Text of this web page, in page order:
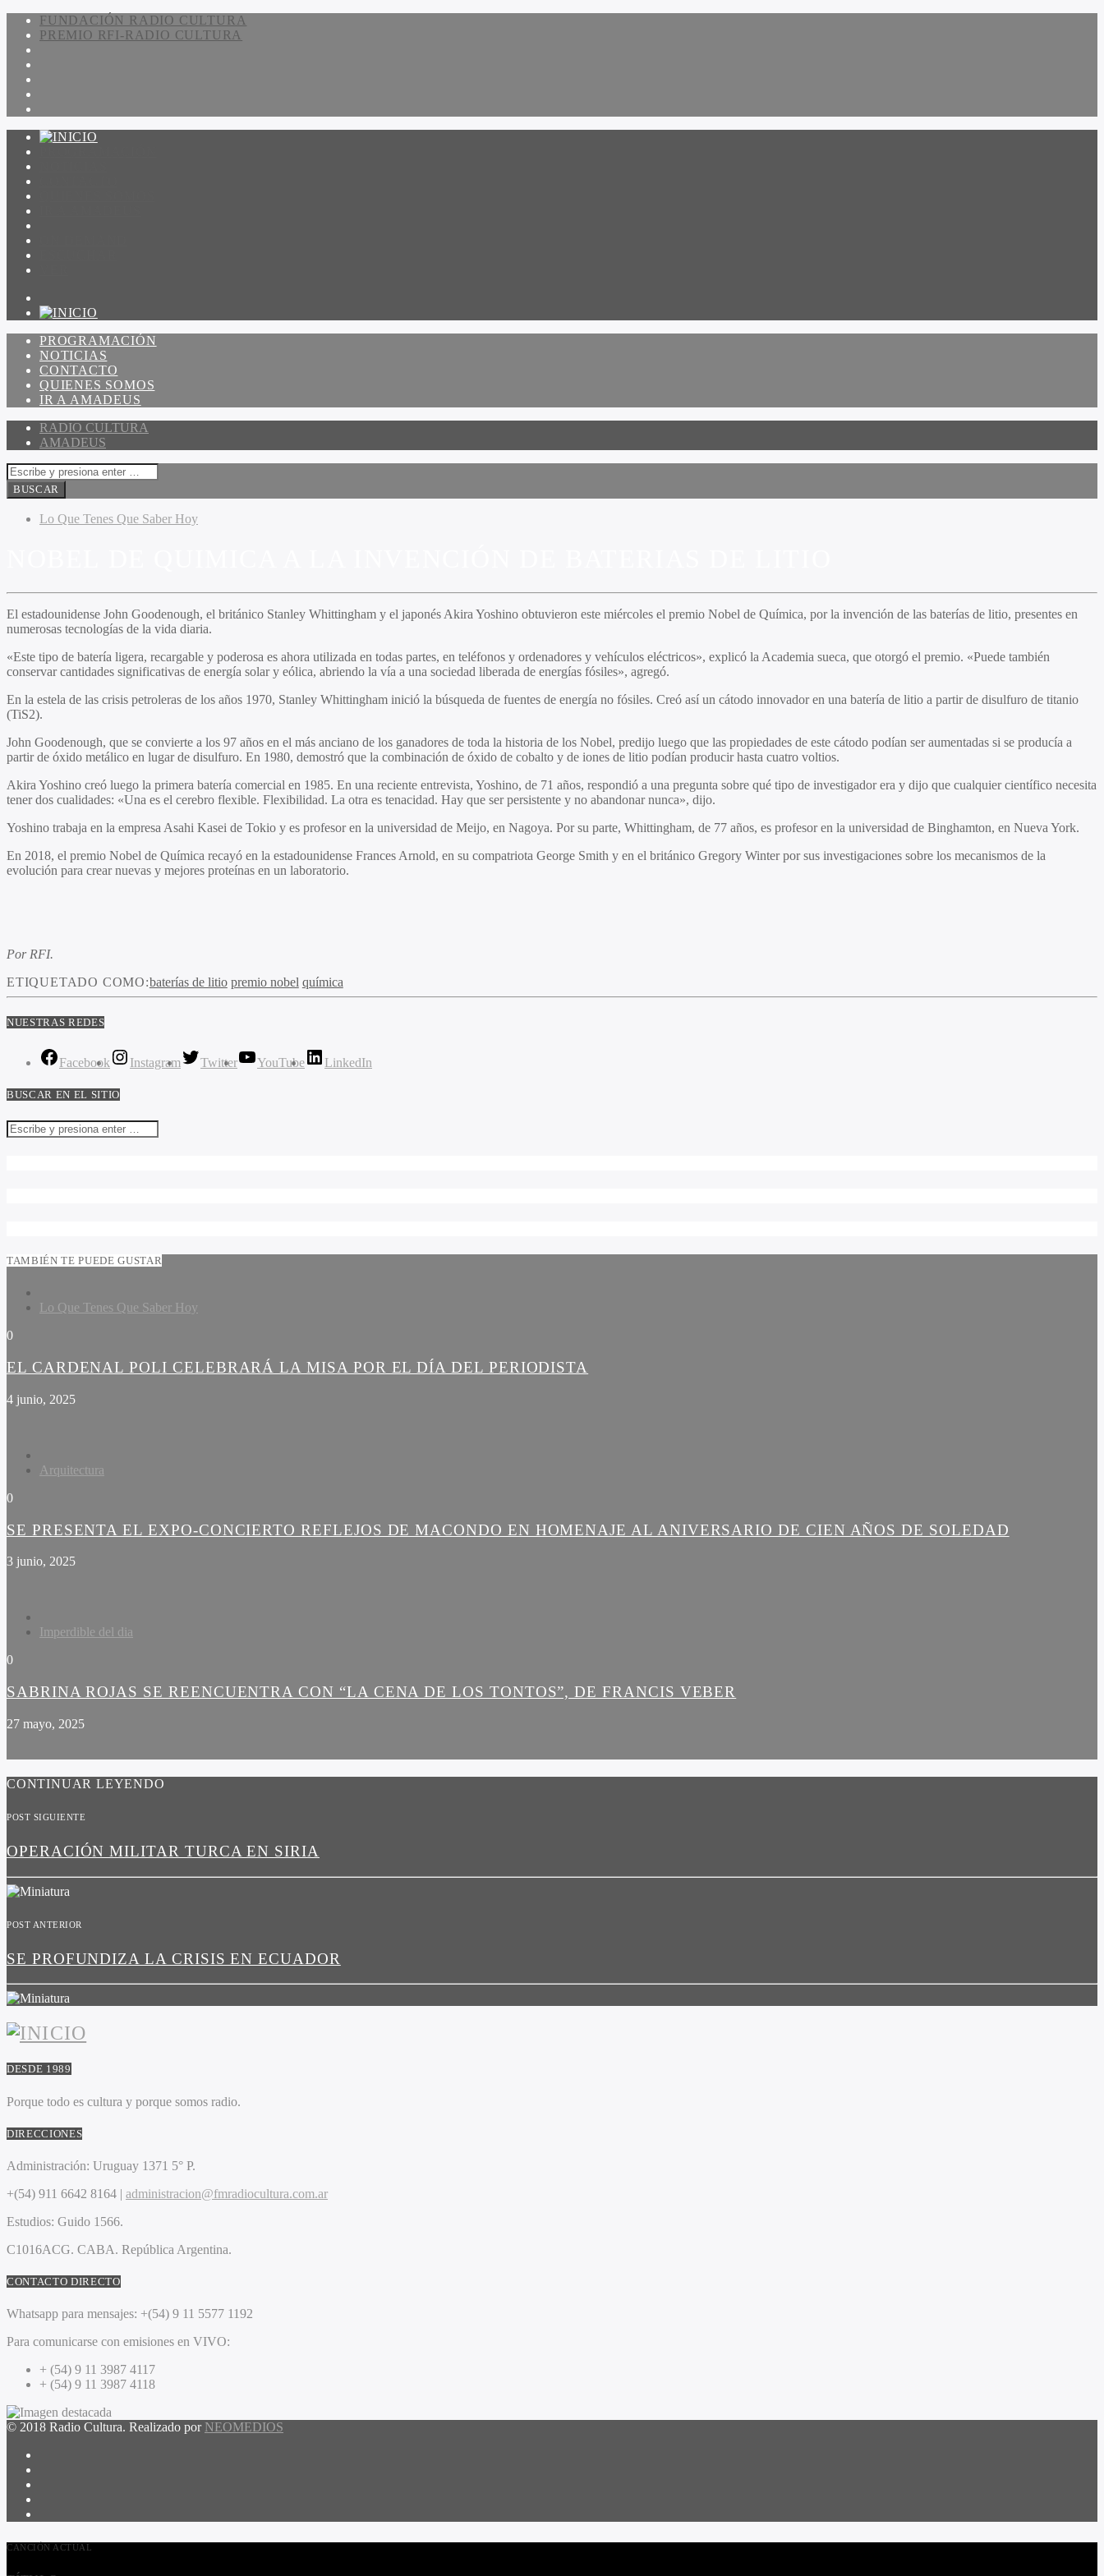
FUNDACIÓN RADIO CULTURA
PREMIO RFI-RADIO CULTURA
PROGRAMACIÓN
NOTICIAS
CONTACTO
QUIENES SOMOS
IR A AMADEUS
RADIO CULTURA
AMADEUS
Lo Que Tenes Que Saber Hoy
El estadounidense John Goodenough, el británico Stanley Whittingham y el japonés Akira Yoshino obtuvieron este miércoles el premio Nobel de Química, por la invención de las baterías de litio, presentes en
numerosas tecnologías de la vida diaria.
«Este tipo de batería ligera, recargable y poderosa es ahora utilizada en todas partes, en teléfonos y ordenadores y vehículos eléctricos», explicó la Academia sueca, que otorgó el premio. «Puede también
conservar cantidades significativas de energía solar y eólica, abriendo la vía a una sociedad liberada de energías fósiles», agregó.
En la estela de las crisis petroleras de los años 1970, Stanley Whittingham inició la búsqueda de fuentes de energía no fósiles. Creó así un cátodo innovador en una batería de litio a partir de disulfuro de titanio
(TiS2).
John Goodenough, que se convierte a los 97 años en el más anciano de los ganadores de toda la historia de los Nobel, predijo luego que las propiedades de este cátodo podían ser aumentadas si se producía a
partir de óxido metálico en lugar de disulfuro. En 1980, demostró que la combinación de óxido de cobalto y de iones de litio podían producir hasta cuatro voltios.
Akira Yoshino creó luego la primera batería comercial en 1985. En una reciente entrevista, Yoshino, de 71 años, respondió a una pregunta sobre qué tipo de investigador era y dijo que cualquier científico necesita
tener dos cualidades: «Una es el cerebro flexible. Flexibilidad. La otra es tenacidad. Hay que ser persistente y no abandonar nunca», dijo.
Yoshino trabaja en la empresa Asahi Kasei de Tokio y es profesor en la universidad de Meijo, en Nagoya. Por su parte, Whittingham, de 77 años, es profesor en la universidad de Binghamton, en Nueva York.
En 2018, el premio Nobel de Química recayó en la estadounidense Frances Arnold, en su compatriota George Smith y en el británico Gregory Winter por sus investigaciones sobre los mecanismos de la
evolución para crear nuevas y mejores proteínas en un laboratorio.
Por RFI.
ETIQUETADO COMO:baterías de litio premio nobel química
NUESTRAS REDES
Facebook Instagram Twitter YouTube LinkedIn
BUSCAR EN EL SITIO
TAMBIÉN TE PUEDE GUSTAR
Lo Que Tenes Que Saber Hoy
0
EL CARDENAL POLI CELEBRARÁ LA MISA POR EL DÍA DEL PERIODISTA
4 junio, 2025
Arquitectura
0
SE PRESENTA EL EXPO-CONCIERTO REFLEJOS DE MACONDO EN HOMENAJE AL ANIVERSARIO DE CIEN AÑOS DE SOLEDAD
3 junio, 2025
Imperdible del dia
0
SABRINA ROJAS SE REENCUENTRA CON “LA CENA DE LOS TONTOS”, DE FRANCIS VEBER
27 mayo, 2025
CONTINUAR LEYENDO
POST SIGUIENTE
OPERACIÓN MILITAR TURCA EN SIRIA
POST ANTERIOR
SE PROFUNDIZA LA CRISIS EN ECUADOR
DESDE 1989
Porque todo es cultura y porque somos radio.
DIRECCIONES
Administración: Uruguay 1371 5° P.
+(54) 911 6642 8164 | administracion@fmradiocultura.com.ar
Estudios: Guido 1566.
C1016ACG. CABA. República Argentina.
CONTACTO DIRECTO
Whatsapp para mensajes: +(54) 9 11 5577 1192
Para comunicarse con emisiones en VIVO:
+ (54) 9 11 3987 4117
+ (54) 9 11 3987 4118
© 2018 Radio Cultura. Realizado por NEOMEDIOS
CANCIÓN ACTUAL